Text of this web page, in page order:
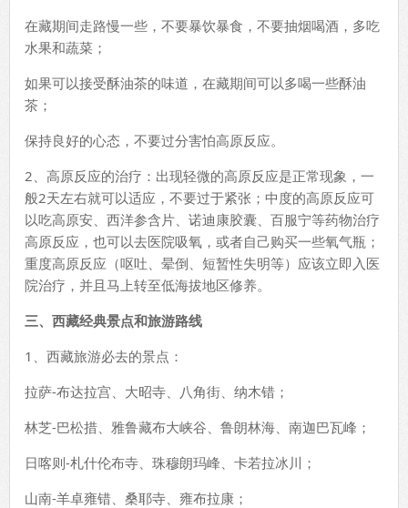
在藏期间走路慢一些，不要暴饮暴食，不要抽烟喝酒，多吃
水果和蔬菜；
如果可以接受酥油茶的味道，在藏期间可以多喝一些酥油
茶；
保持良好的心态，不要过分害怕高原反应。
2、高原反应的治疗：出现轻微的高原反应是正常现象，一
般2天左右就可以适应，不要过于紧张；中度的高原反应可
以吃高原安、西洋参含片、诺迪康胶囊、百服宁等药物治疗
高原反应，也可以去医院吸氧，或者自己购买一些氧气瓶；
重度高原反应（呕吐、晕倒、短暂性失明等）应该立即入医
院治疗，并且马上转至低海拔地区修养。
三、西藏经典景点和旅游路线
1、西藏旅游必去的景点：
拉萨-布达拉宫、大昭寺、八角街、纳木错；
林芝-巴松措、雅鲁藏布大峡谷、鲁朗林海、南迦巴瓦峰；
日喀则-札什伦布寺、珠穆朗玛峰、卡若拉冰川；
山南-羊卓雍错、桑耶寺、雍布拉康；